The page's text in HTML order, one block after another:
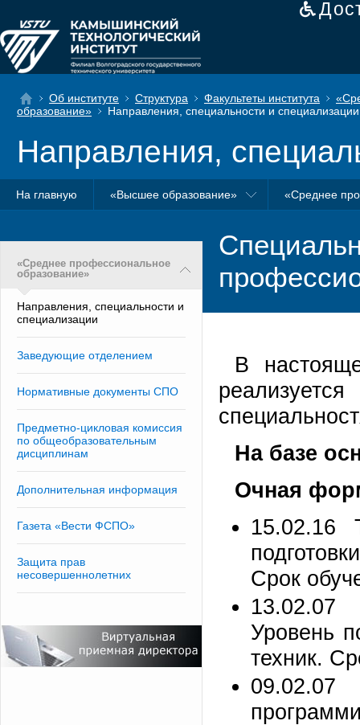
Об институте Структура Факультеты института
образование»
Направления, специальности и специализации
Направления,
На главную «Высшее образование» «Среднее
«Среднее профессиональное
образование»
Направления, специальности и
специализации
Заведующие отделением
Нормативные документы СПО
Предметно-цикловая комиссия
по общеобразовательным
дисциплинам
Дополнительная информация
Газета «Вести ФСПО»
Защита прав
несовершеннолетних
В
На базе
Очная
15.02.16
Срок
13.02.07
Уровень
техник.